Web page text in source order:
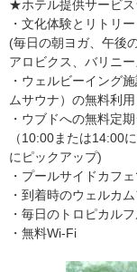
★ホテル提供サービ
・文化体験とリトリ
(毎日の朝ヨガ、午後
アロビクス、バリニ
・ウェルビーイング
ムサウナ）の無料利用
・ウブドへの無料定
（10:00または14:00
にピックアップ)
・プールサイドカフ
・到着時のウェルカ
・毎日のトロピカル
・無料Wi-Fi